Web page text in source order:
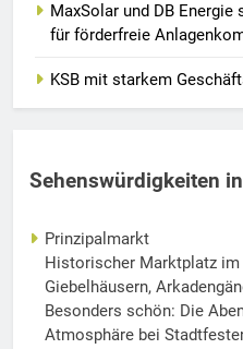
MaxSolar und DB Energie
für förderfreie
KSB mit starkem
Sehenswürdigkeiten
Prinzipalmarkt
Historischer Marktplatz
Giebelhäusern,
Besonders schön: Die
Atmosphäre bei